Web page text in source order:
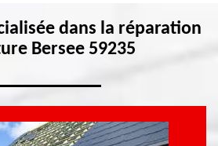
dans la réparation
Bersee 59235